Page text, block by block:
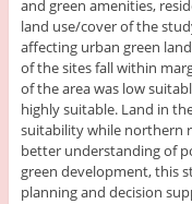
and green amenities,
land use/cover of the
affecting urban green
of the sites fall within
of the area was low
highly suitable. Land in
suitability while northern
better understanding of
green development, this
planning and decision